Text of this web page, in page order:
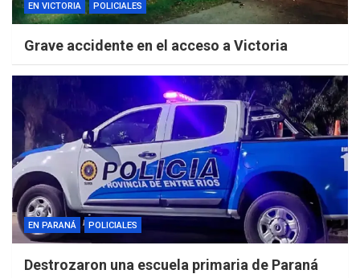
EN VICTORIA POLICIALES
Grave accidente en el acceso a Victoria
EN PARANÁ POLICIALES
Destrozaron una escuela primaria de Paraná